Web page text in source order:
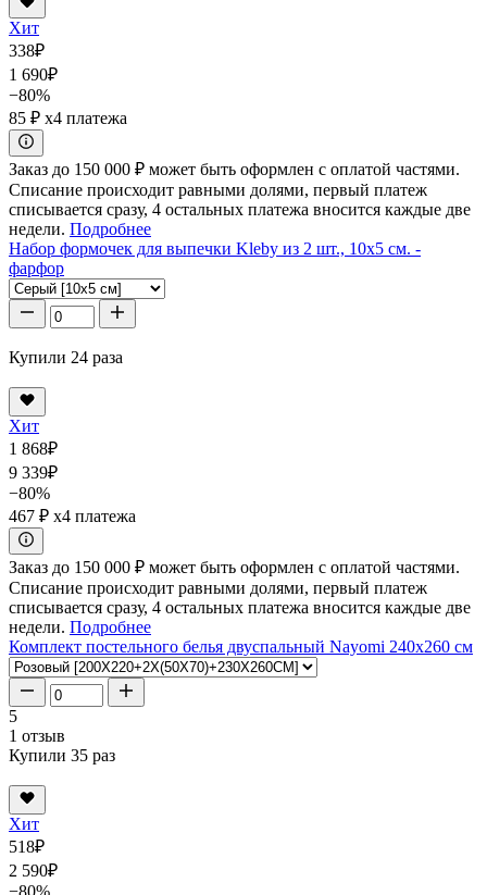
Хит
338₽
1 690₽
−80%
85 ₽ x4 платежа
Заказ до 150 000 ₽ может быть оформлен с оплатой частями.
Списание происходит равными долями, первый платеж
списывается сразу, 4 остальных платежа вносится каждые две
недели. Подробнее
Набор формочек для выпечки Kleby из 2 шт., 10x5 см. -
фарфор
Купили 24 раза
Хит
1 868₽
9 339₽
−80%
467 ₽ x4 платежа
Заказ до 150 000 ₽ может быть оформлен с оплатой частями.
Списание происходит равными долями, первый платеж
списывается сразу, 4 остальных платежа вносится каждые две
недели. Подробнее
Комплект постельного белья двуспальный Nayomi 240x260 см
5
1 отзыв
Купили 35 раз
Хит
518₽
2 590₽